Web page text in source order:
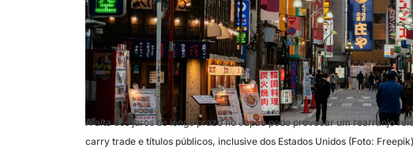
A alta dos juros de longo prazo no Japão pode provocar um rearranjo
carry trade e títulos públicos, inclusive dos Estados Unidos (Foto: